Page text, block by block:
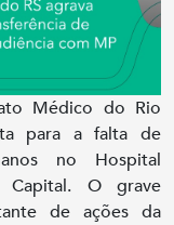
Médico do Rio
para a falta de
no Hospital
Capital. O grave
de ações da